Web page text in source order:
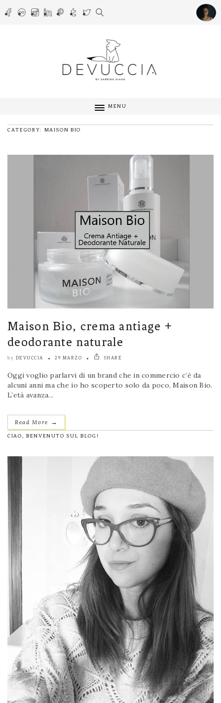
MENU
CATEGORY: MAISON BIO
Maison Bio, crema antiage +
deodorante naturale
by DEVUCCIA 29 MARZO SHARE
Oggi voglio parlarvi di un brand che in commercio c’è da
alcuni anni ma che io ho scoperto solo da poco, Maison Bio.
L’età avanza...
Read More →
CIAO, BENVENUTO SUL BLOG!